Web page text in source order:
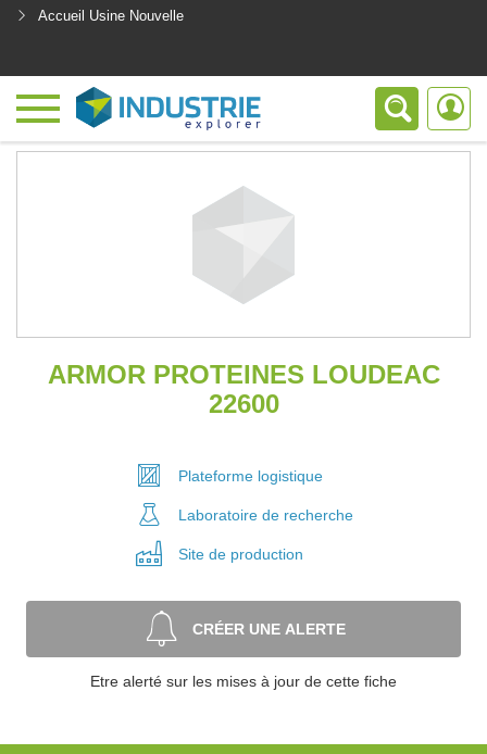
Accueil Usine Nouvelle
ARMOR PROTEINES LOUDEAC
22600
Plateforme logistique
Laboratoire de recherche
Site de production
CRÉER UNE ALERTE
Etre alerté sur les mises à jour de cette fiche